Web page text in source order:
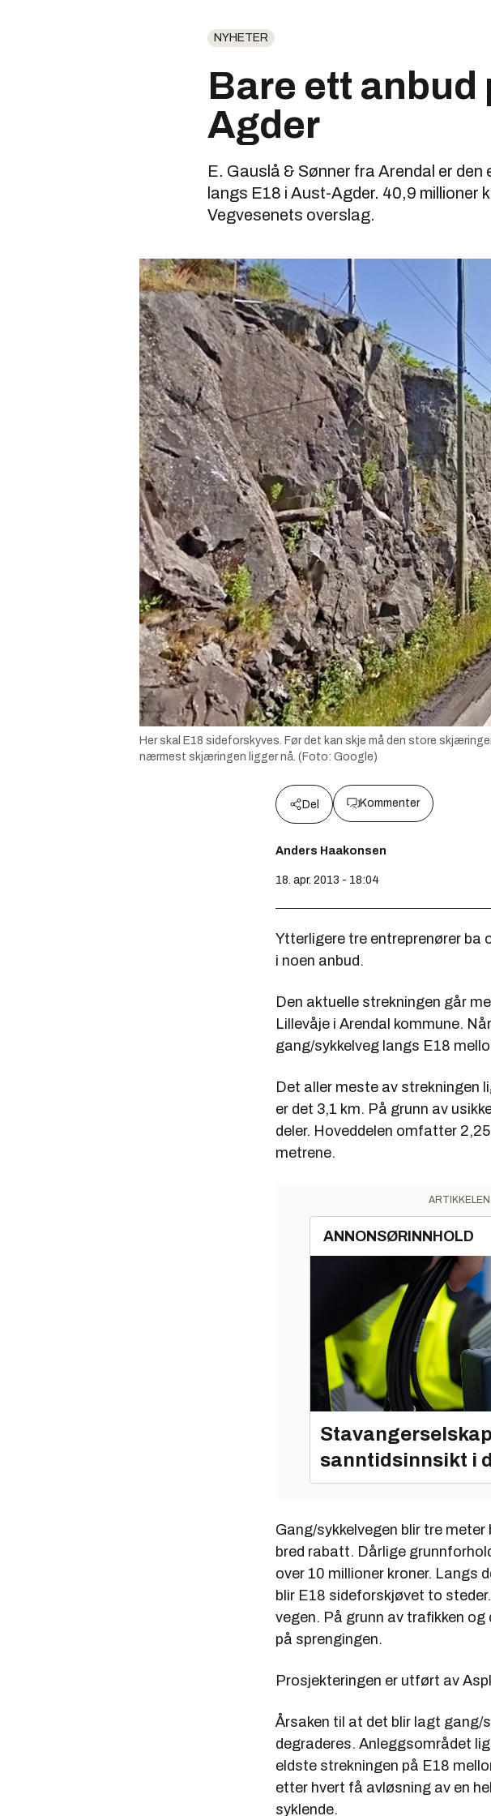
NYHETER
Bare ett anbud
Agder
E. Gauslå & Sønner fra Arendal er
langs E18 i Aust-Agder. 40,9 millioner
Vegvesenets overslag.
Her skal E18 sideforskyves. Før det kan skje må den store
nærmest skjæringen ligger nå. (Foto: Google)
Del Kommenter
Anders Haakonsen
18. apr. 2013 - 18:04
Ytterligere tre entreprenører ba
i noen anbud.
Den aktuelle strekningen går
Lillevåje i Arendal kommune.
gang/sykkelveg langs E18
Det aller meste av strekningen
er det 3,1 km. På grunn av
deler. Hoveddelen omfatter
metrene.
ANNONSØRINNHOLD
sanntidsinnsikt i
Gang/sykkelvegen blir tre
bred rabatt. Dårlige
over 10 millioner kroner. Langs
blir E18 sideforskjøvet to
vegen. På grunn av trafikken
på sprengingen.
Prosjekteringen er utført av
Årsaken til at det blir lagt gang/
degraderes. Anleggsområdet
eldste strekningen på E18
etter hvert få avløsning av en
syklende.